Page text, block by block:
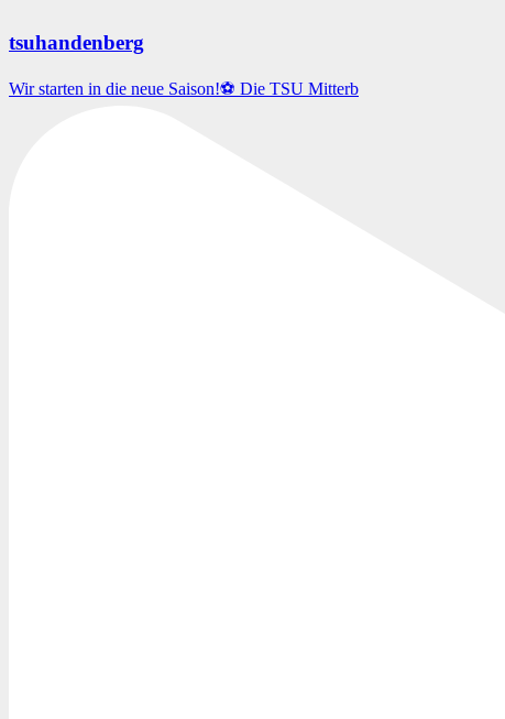
tsuhandenberg
Wir starten in die neue Saison!⚽️ Die TSU Mitterb